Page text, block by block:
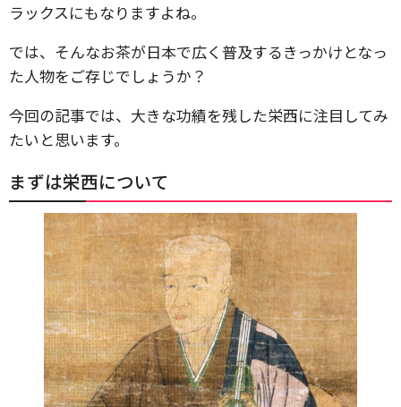
ラックスにもなりますよね。
では、そんなお茶が日本で広く普及するきっかけとなっ
た人物をご存じでしょうか？
今回の記事では、大きな功績を残した栄西に注目してみ
たいと思います。
まずは栄西について